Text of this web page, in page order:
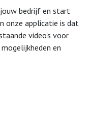
bedrijf en start
onze applicatie is dat
video's voor
en